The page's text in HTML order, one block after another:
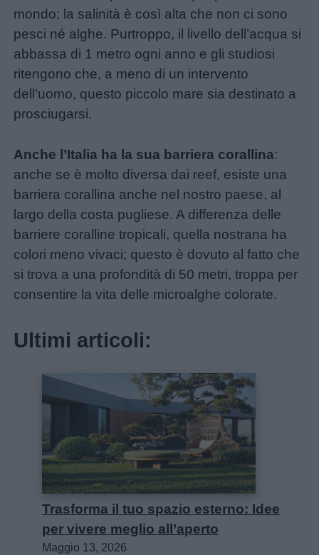
mondo; la salinità è così alta che non ci sono
pesci né alghe. Purtroppo, il livello dell’acqua si
abbassa di 1 metro ogni anno e gli studiosi
ritengono che, a meno di un intervento
dell’uomo, questo piccolo mare sia destinato a
prosciugarsi.
Anche l’Italia ha la sua barriera corallina:
anche se è molto diversa dai reef, esiste una
barriera corallina anche nel nostro paese, al
largo della costa pugliese. A differenza delle
barriere coralline tropicali, quella nostrana ha
colori meno vivaci; questo è dovuto al fatto che
si trova a una profondità di 50 metri, troppa per
consentire la vita delle microalghe colorate.
Ultimi articoli:
Trasforma il tuo spazio esterno: Idee
per vivere meglio all’aperto
Maggio 13, 2026